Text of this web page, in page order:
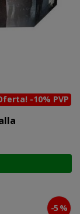
-10% PVP
-5 %